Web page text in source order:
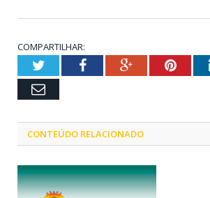
COMPARTILHAR:
TwitterFacebookGoogle+
Email
CONTEÚDO RELACIONADO